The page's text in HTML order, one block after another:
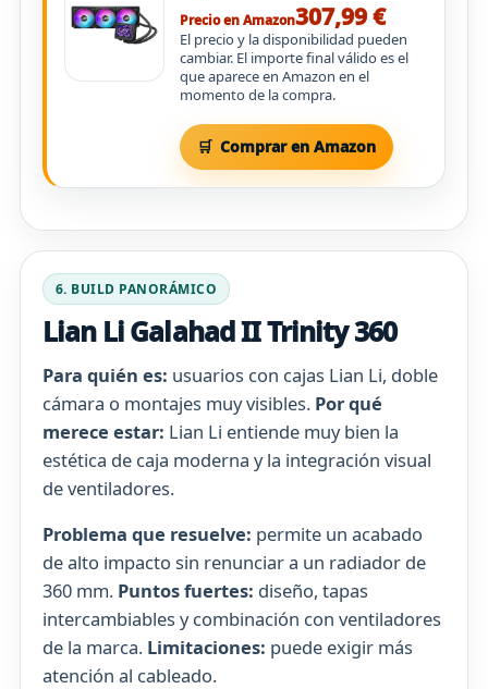
Precio en Amazon307,99 €
El precio y la disponibilidad pueden
cambiar. El importe final válido es el
que aparece en Amazon en el
momento de la compra.
Comprar en Amazon
6. BUILD PANORÁMICO
Lian Li Galahad II Trinity 360
Para quién es: usuarios con cajas Lian Li, doble
cámara o montajes muy visibles. Por qué
merece estar: Lian Li entiende muy bien la
estética de caja moderna y la integración visual
de ventiladores.
Problema que resuelve: permite un acabado
de alto impacto sin renunciar a un radiador de
360 mm. Puntos fuertes: diseño, tapas
intercambiables y combinación con ventiladores
de la marca. Limitaciones: puede exigir más
atención al cableado.